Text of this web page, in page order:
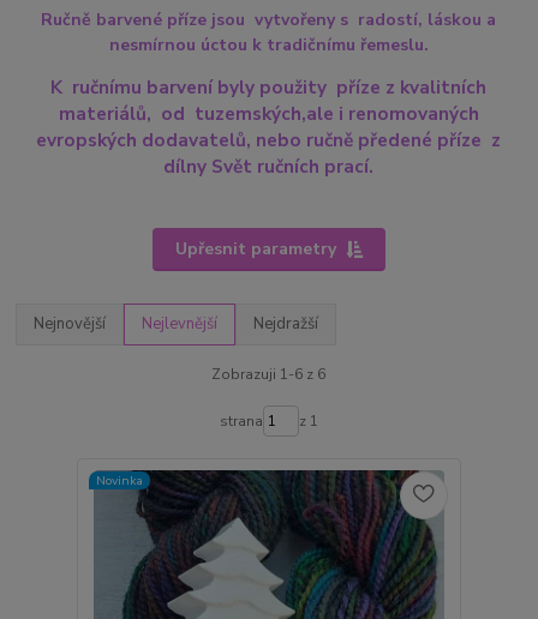
Ručně barvené příze jsou vytvořeny s radostí, láskou a
nesmírnou úctou k tradičnímu řemeslu.
K ručnímu barvení byly použity příze z kvalitních
materiálů, od tuzemských,ale i renomovaných
evropských dodavatelů, nebo ručně předené příze z
dílny Svět ručních prací.
Upřesnit parametry
Nejnovější Nejlevnější Nejdražší
Zobrazuji 1-6 z 6
strana z 1
Novinka